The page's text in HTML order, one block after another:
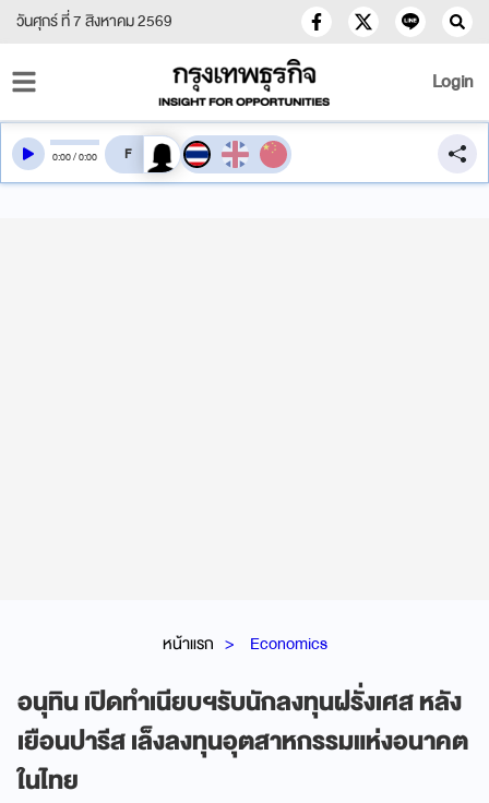
วันศุกร์ ที่ 7 สิงหาคม 2569
Login
หน้าแรก Economics
อนุทิน เปิดทำเนียบฯรับนักลงทุนฝรั่งเศส หลัง
เยือนปารีส เล็งลงทุนอุตสาหกรรมแห่งอนาคต
ในไทย
0:00/0:00 สลับเสียงอ่าน